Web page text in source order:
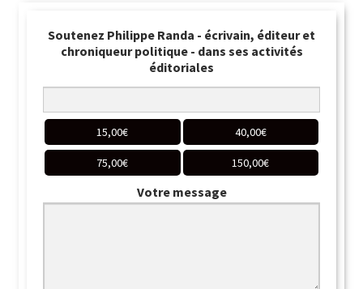
Soutenez Philippe Randa - écrivain, éditeur et
chroniqueur politique - dans ses activités
éditoriales
15,00€ 40,00€
75,00€ 150,00€
Votre message